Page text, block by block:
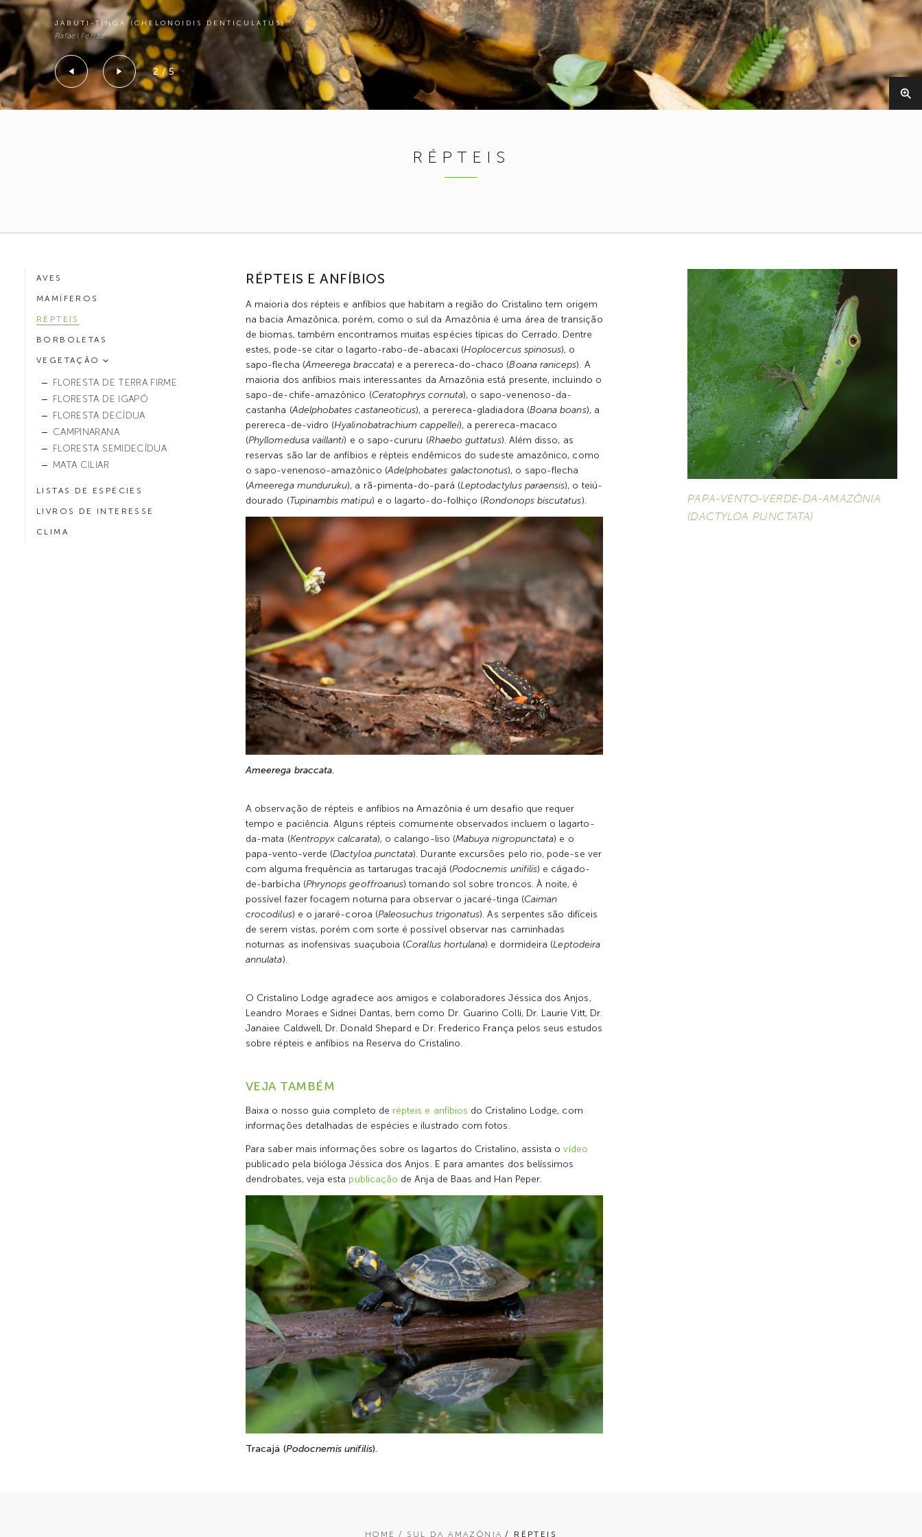
2 / 5
JABUTI-TINGA (CHELONOIDIS DENTICULATUS)
Rafael Ferraz
RÉPTEIS
AVES
MAMÍFEROS
RÉPTEIS
BORBOLETAS
VEGETAÇÃO
FLORESTA DE TERRA FIRME
FLORESTA DE IGAPÓ
FLORESTA DECÍDUA
CAMPINARANA
FLORESTA SEMIDECÍDUA
MATA CILIAR
LISTAS DE ESPÉCIES
LIVROS DE INTERESSE
CLIMA
RÉPTEIS E ANFÍBIOS
A maioria dos répteis e anfíbios que habitam a região do Cristalino tem origem
na bacia Amazônica, porém, como o sul da Amazônia é uma área de transição
de biomas, também encontramos muitas espécies típicas do Cerrado. Dentre
estes, pode-se citar o lagarto-rabo-de-abacaxi (Hoplocercus spinosus), o
sapo-flecha (Ameerega braccata) e a perereca-do-chaco (Boana raniceps). A
maioria dos anfíbios mais interessantes da Amazônia está presente, incluindo o
sapo-de-chife-amazônico (Ceratophrys cornuta), o sapo-venenoso-da-
castanha (Adelphobates castaneoticus), a perereca-gladiadora (Boana boans), a
perereca-de-vidro (Hyalinobatrachium cappellei), a perereca-macaco
(Phyllomedusa vaillanti) e o sapo-cururu (Rhaebo guttatus). Além disso, as
reservas são lar de anfíbios e répteis endêmicos do sudeste amazônico, como
o sapo-venenoso-amazônico (Adelphobates galactonotus), o sapo-flecha
(Ameerega munduruku), a rã-pimenta-do-pará (Leptodactylus paraensis), o teiú-
dourado (Tupinambis matipu) e o lagarto-do-folhiço (Rondonops biscutatus).
Ameerega braccata.
A observação de répteis e anfíbios na Amazônia é um desafio que requer
tempo e paciência. Alguns répteis comumente observados incluem o lagarto-
da-mata (Kentropyx calcarata), o calango-liso (Mabuya nigropunctata) e o
papa-vento-verde (Dactyloa punctata). Durante excursões pelo rio, pode-se ver
com alguma frequência as tartarugas tracajá (Podocnemis unifilis) e cágado-
de-barbicha (Phrynops geoffroanus) tomando sol sobre troncos. À noite, é
possível fazer focagem noturna para observar o jacaré-tinga (Caiman
crocodilus) e o jararé-coroa (Paleosuchus trigonatus). As serpentes são difíceis
de serem vistas, porém com sorte é possível observar nas caminhadas
noturnas as inofensivas suaçuboia (Corallus hortulana) e dormideira (Leptodeira
annulata).
O Cristalino Lodge agradece aos amigos e colaboradores Jéssica dos Anjos,
Leandro Moraes e Sidnei Dantas, bem como Dr. Guarino Colli, Dr. Laurie Vitt, Dr.
Janaiee Caldwell, Dr. Donald Shepard e Dr. Frederico França pelos seus estudos
sobre répteis e anfíbios na Reserva do Cristalino.
VEJA TAMBÉM
Baixa o nosso guia completo de répteis e anfíbios do Cristalino Lodge, com
informações detalhadas de espécies e ilustrado com fotos.
Para saber mais informações sobre os lagartos do Cristalino, assista ovídeo
publicado pela bióloga Jéssica dos Anjos. E para amantes dos belíssimos
dendrobates, veja esta publicação de Anja de Baas and Han Peper.
Tracajá (Podocnemis unifilis).
PAPA-VENTO-VERDE-DA-AMAZÔNIA
(DACTYLOA PUNCTATA)
HOME / SUL DA AMAZÔNIA / RÉPTEIS